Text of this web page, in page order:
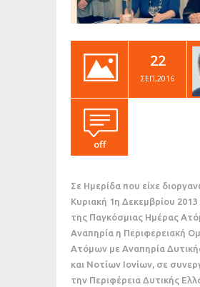
22
ΣΕΠ,2016
off
Σε Ημερίδα που είχε
Κυριακή 1η Δεκεμβρίου 2013
της Παγκόσμιας Ημέρας
Αναπηρία η Περιφερειακή
Ατόμων με Αναπηρία
και Νοτίων Ιονίων, σε
την Περιφέρεια Δυτικής